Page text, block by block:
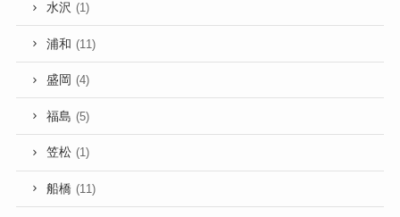
水沢 (1)
浦和 (11)
盛岡 (4)
福島 (5)
笠松 (1)
船橋 (11)